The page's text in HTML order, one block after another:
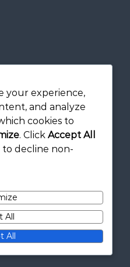
Gerrard: Distância,
your experience,
and analyze
cookies to
. Click Accept All
to decline non-
All
All